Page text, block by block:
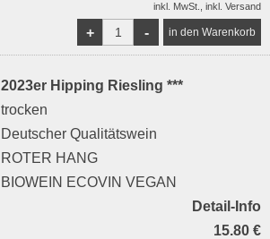
inkl. MwSt., inkl. Versand
-
+
2023er Hipping Riesling ***
trocken
Deutscher Qualitätswein
ROTER HANG
BIOWEIN ECOVIN VEGAN
Detail-Info
15.80 €